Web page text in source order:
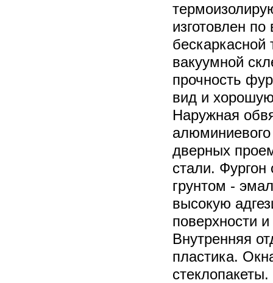
изготовлен
бескаркасной
вакуумной
прочность
вид и
Наружная
дверных
стали.
грунтом -
высокую
поверхности
Внутренняя
пластика.